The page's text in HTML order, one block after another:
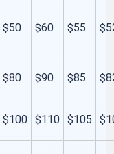
$50 $60 $55
$80 $90 $85
$100 $110 $105